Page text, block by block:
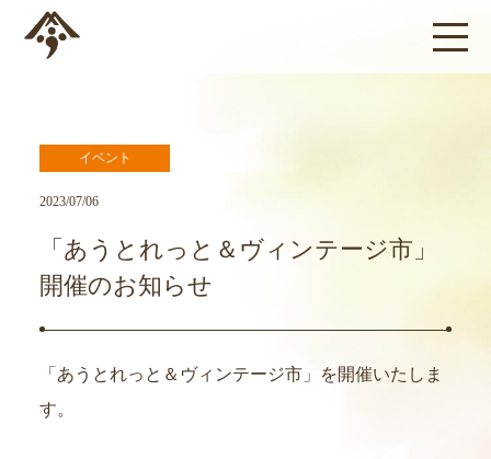
イベント
「あうとれっと＆ヴィンテージ市」
開催のお知らせ
2023/07/06
「あうとれっと＆ヴィンテージ市」を開催いたしま
す。